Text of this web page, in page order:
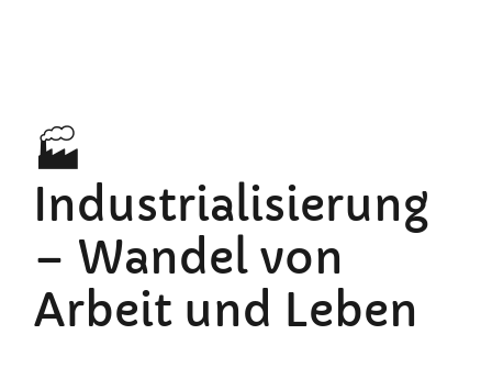
🏭
Industrialisierung
– Wandel von
Arbeit und Leben